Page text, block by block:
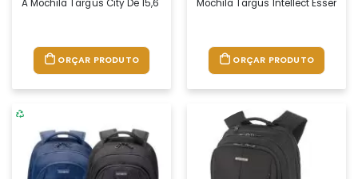
A Mochila Targus City De 15,6 ”oferece Proteção Aos Seus Aparelhos
ORÇAR PRODUTO
Mochila Targus Intellect
ORÇAR PRODUTO